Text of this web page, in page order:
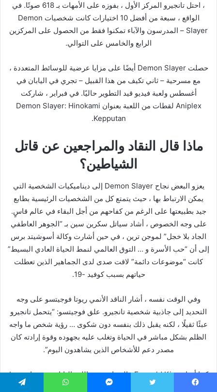
، احتل تانجيرو المركز الأول ، بفوزه على الأمهات بـ 618 صوتًا. في
الواقع ، سبعة من أفضل 10 اختيارات كانت شخصيات Demon
Slayer – المدرسون والآباء تمكنوا فقط من الحصول على المركزين
الرابع والخامس على التوالي.
حصلت Demon Slayer أيضًا على مزايا عرضية للوسائط المتعددة ،
مع مسرحية – ثاني تكيف من هذا القبيل – تجري في اليابان في
أغسطس ولعبة فيديو قيد التطوير حاليًا. في فبراير ، شاركت
Aniplex لقطات من اللعبة بعنوان Demon Slayer: Hinokami
Kepputan.
ماذا قال النقاد والمراجعين عن قاتل
الشياطين؟
يعزو البعض نجاح Demon Slayer إلى ديناميكيات الشخصية التي
يمكن الارتباط بها ، حيث يتمتع كل من الشخصيات الرئيسية بطابع
جيد بطبيعتها على الرغم من كفاحهم من أجل البقاء في عالم قاسٍ.
على وجه الخصوص ، أشاد سياتل سكرين سين بـ “الجوهر العاطفي
الجاد بلا خجل” لموجن ترين ، في حين أشارت وكالة أسوشيتد برس
إلى أن “حب الأسرة و … التوق العالمي لنمط الحياة العادي البسيط”
كانت “موضوعات دائمة” لاقت صدى لدى الجماهير الذين تعطلت
حياتهم بسبب كوفيد -19.
وفي الوقت نفسه ، أشار الناقد الأنمي ريوتا فوجيتسو على وجه
التحديد إلى جاذبية شخصية تانجيرو. علق فوجيتسو: “يتحمل تانجيرو
عبئًا ثقيلًا ، لكنه يقبل ذلك بنفسه دون شكوى … رؤية شخص ما واجه
الظلم بشكل مباشر في الحياة وتغلب عليه بجهوده وقوة إرادته كان
مصدر دعم للأشخاص الذين يشاهدون اليوم”.
كما أشار Emerald King ، المحاضر في اللغة اليابانية في جامعة La
Trobe في ملبورن ، أستراليا ، إلى “مجموعة رائعة حقًا من